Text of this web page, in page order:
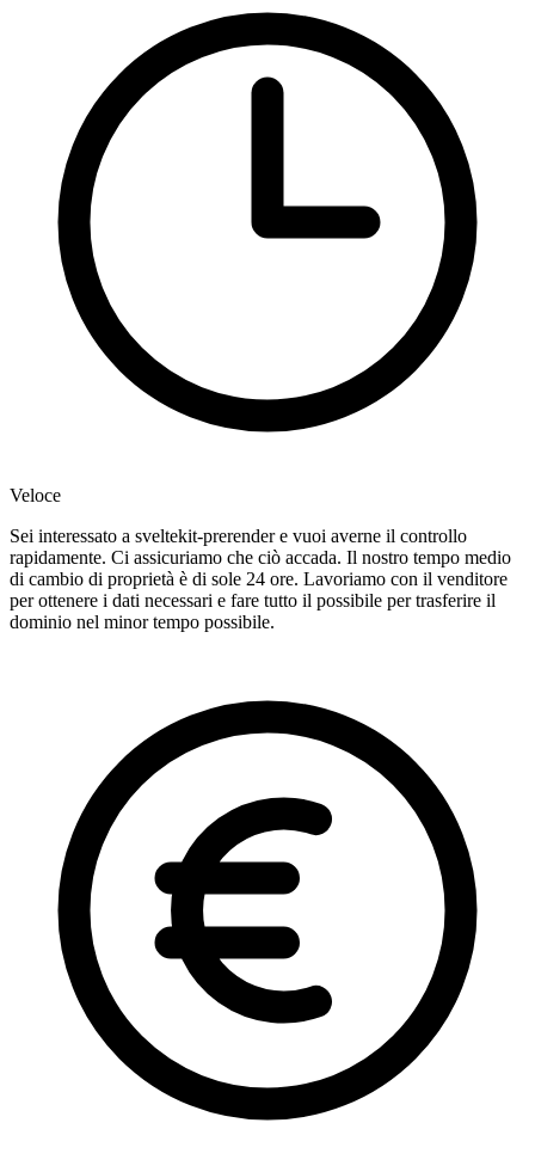
Veloce
Sei interessato a sveltekit-prerender e vuoi averne il controllo
rapidamente. Ci assicuriamo che ciò accada. Il nostro tempo medio
di cambio di proprietà è di sole 24 ore. Lavoriamo con il venditore
per ottenere i dati necessari e fare tutto il possibile per trasferire il
dominio nel minor tempo possibile.